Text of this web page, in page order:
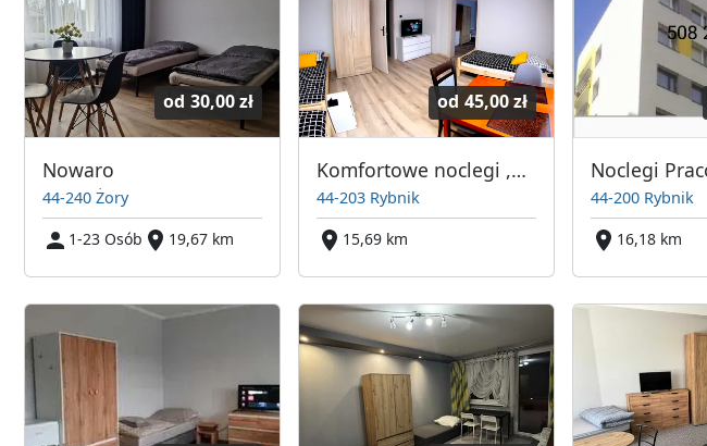
od 30,00 zł
Nowaro
44-240 Żory
1-23 Osób
19,67 km
od 45,00 zł
Komfortowe noclegi ,pokoje , kwatery dla pracowników Rybnik , Żory
44-203 Rybnik
15,69 km
44-200 Rybnik
16,18 km